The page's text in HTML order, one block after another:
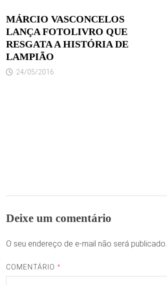
MÁRCIO VASCONCELOS
LANÇA FOTOLIVRO QUE
RESGATA A HISTÓRIA DE
LAMPIÃO
24/05/2016
Deixe um comentário
O seu endereço de e-mail não será publicado.
COMENTÁRIO*